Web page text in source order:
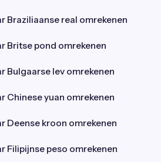
Braziliaanse real omrekenen
Britse pond omrekenen
Bulgaarse lev omrekenen
Chinese yuan omrekenen
Deense kroon omrekenen
Filipijnse peso omrekenen